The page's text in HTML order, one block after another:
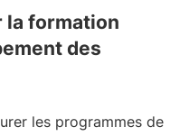
la formation
des
les programmes de